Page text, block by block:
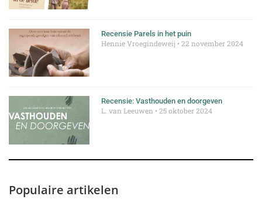
Recensie Parels in het puin
Hennie Vroegindeweij 22 november 2024
Recensie: Vasthouden en doorgeven
L. van Leeuwen 25 oktober 2024
Populaire artikelen